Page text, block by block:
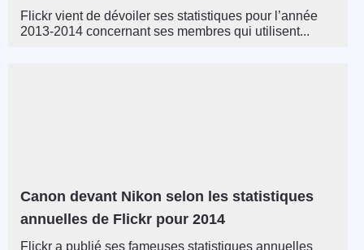
Flickr vient de dévoiler ses statistiques pour l’année
2013-2014 concernant ses membres qui utilisent...
Canon devant Nikon selon les statistiques
annuelles de Flickr pour 2014
Flickr a publié ses fameuses statistiques annuelles